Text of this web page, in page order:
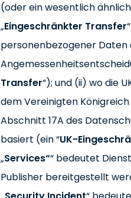
(oder ein wesentlich
„Eingeschränkter Transfer
personenbezogener Daten
Transfer“); und (ii) wo die
dem Vereinigten
Abschnitt 17A des
basiert (ein “UK-
„Services““ bedeutet
Publisher bereitgestellt